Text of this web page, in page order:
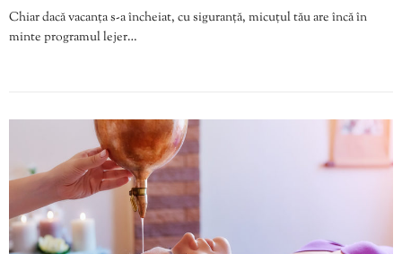
Chiar dacă vacanța s-a încheiat, cu siguranță, micuțul tău are încă în
minte programul lejer…